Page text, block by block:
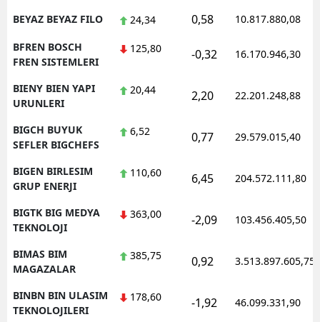
BEYAZ BEYAZ FILO 24,34 0,58 10.817.880,08
BFREN BOSCH
FREN SISTEMLERI
125,80 -0,32 16.170.946,30
BIENY BIEN YAPI
URUNLERI
20,44 2,20 22.201.248,88
BIGCH BUYUK
SEFLER BIGCHEFS
6,52 0,77 29.579.015,40
BIGEN BIRLESIM
GRUP ENERJI
110,60 6,45 204.572.111,80
BIGTK BIG MEDYA
TEKNOLOJI
363,00 -2,09 103.456.405,50
BIMAS BIM
MAGAZALAR
385,75 0,92 3.513.897.605,75
BINBN BIN ULASIM
TEKNOLOJILERI
178,60 -1,92 46.099.331,90